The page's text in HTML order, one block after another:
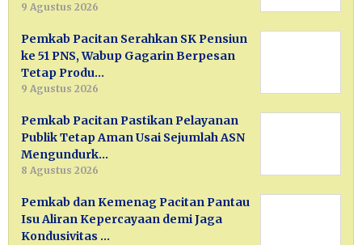
9 Agustus 2026
Pemkab Pacitan Serahkan SK Pensiun
ke 51 PNS, Wabup Gagarin Berpesan
Tetap Produ…
9 Agustus 2026
Pemkab Pacitan Pastikan Pelayanan
Publik Tetap Aman Usai Sejumlah ASN
Mengundurk…
8 Agustus 2026
Pemkab dan Kemenag Pacitan Pantau
Isu Aliran Kepercayaan demi Jaga
Kondusivitas …